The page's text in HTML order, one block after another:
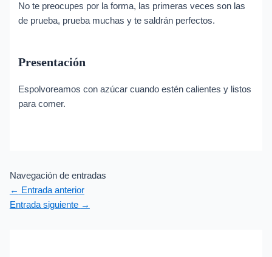
No te preocupes por la forma, las primeras veces son las
de prueba, prueba muchas y te saldrán perfectos.
Presentación
Espolvoreamos con azúcar cuando estén calientes y listos
para comer.
Navegación de entradas
← Entrada anterior
Entrada siguiente →